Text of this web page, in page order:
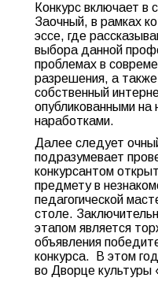
Конкурс включает в
Заочный, в рамках
эссе, где
выбора данной
проблемах в
разрешения, а
собственный
опубликованными
наработками.
Далее следует
подразумевает
конкурсантом
предмету в
педагогической
столе.
этапом является
объявления
конкурса. В этом
во Дворце культуры